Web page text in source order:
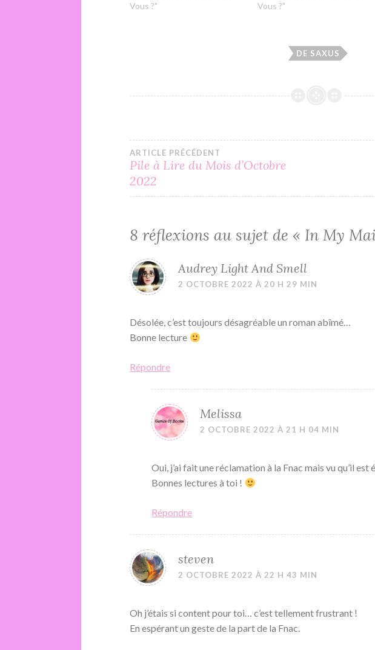
Vous ?"
Vous ?"
DE SAXUS
Navigation
de
ARTICLE PRÉCÉDENT
Pile à Lire du Mois d’Octobre
2022
8 réflexions au sujet de « In My
Audrey Light And Smell
2 OCTOBRE 2022 À 20 H 29 MIN
Désolée, c’est toujours désagréable un roman abîmé…
Bonne lecture
Répondre
Melissa
2 OCTOBRE 2022 À 21 H 04 MIN
Oui, j’ai fait une réclamation à la Fnac mais vu qu’il est
Bonnes lectures à toi !
Répondre
steven
2 OCTOBRE 2022 À 22 H 43 MIN
Oh j’étais si content pour toi… c’est tellement frustrant !
En espérant un geste de la part de la Fnac.